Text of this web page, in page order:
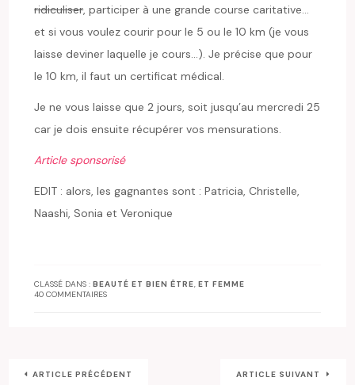
ridiculiser, participer à une grande course caritative…
et si vous voulez courir pour le 5 ou le 10 km (je vous
laisse deviner laquelle je cours…). Je précise que pour
le 10 km, il faut un certificat médical.
Je ne vous laisse que 2 jours, soit jusqu’au mercredi 25
car je dois ensuite récupérer vos mensurations.
Article sponsorisé
EDIT : alors, les gagnantes sont : Patricia, Christelle,
Naashi, Sonia et Veronique
CLASSÉ DANS :BEAUTÉ ET BIEN ÊTRE,ET FEMME
40 COMMENTAIRES
ARTICLE PRÉCÉDENT ARTICLE SUIVANT